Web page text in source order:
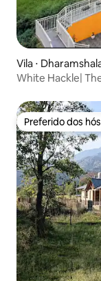
Vila ⋅
White Hackle|
Preferido dos
Preferido dos